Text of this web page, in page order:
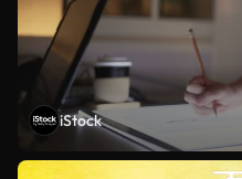
iStock